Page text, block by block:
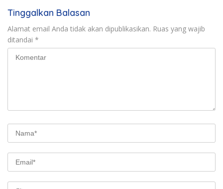
Tinggalkan Balasan
Alamat email Anda tidak akan dipublikasikan. Ruas yang wajib
ditandai *